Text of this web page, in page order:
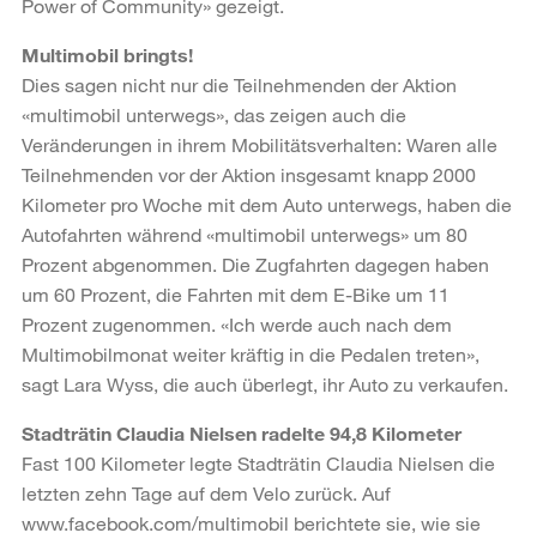
Power of Community» gezeigt.
Multimobil bringts!
Dies sagen nicht nur die Teilnehmenden der Aktion
«multimobil unterwegs», das zeigen auch die
Veränderungen in ihrem Mobilitätsverhalten: Waren alle
Teilnehmenden vor der Aktion insgesamt knapp 2000
Kilometer pro Woche mit dem Auto unterwegs, haben die
Autofahrten während «multimobil unterwegs» um 80
Prozent abgenommen. Die Zugfahrten dagegen haben
um 60 Prozent, die Fahrten mit dem E-Bike um 11
Prozent zugenommen. «Ich werde auch nach dem
Multimobilmonat weiter kräftig in die Pedalen treten»,
sagt Lara Wyss, die auch überlegt, ihr Auto zu verkaufen.
Stadträtin Claudia Nielsen radelte 94,8 Kilometer
Fast 100 Kilometer legte Stadträtin Claudia Nielsen die
letzten zehn Tage auf dem Velo zurück. Auf
www.facebook.com/multimobil berichtete sie, wie sie